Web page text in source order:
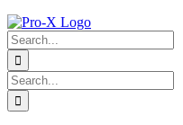
Search
for:
Search
for: